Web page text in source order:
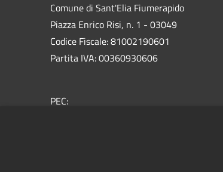
Comune di Sant'Elia Fiumerapido
Piazza Enrico Risi, n. 1 - 03049
Codice Fiscale: 81002190601
Partita IVA: 00360930606
PEC: